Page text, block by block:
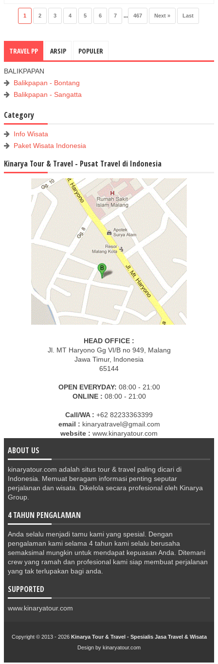
1 2 3 4 5 6 7 ... 467 Next » Last
TRAVEL PP ARSIP POPULER
BALIKPAPAN
Balikpapan - Bontang
Balikpapan - Sangatta
Category
Info Wisata
Paket Wisata Indonesia
Kinarya Tour & Travel - Pusat Travel di Indonesia
HEAD OFFICE :
Jl. MT Haryono Gg VI/B no 949, Malang
Jawa Timur, Indonesia
65144
OPEN EVERYDAY: 08:00 - 21:00
ONLINE : 08:00 - 21:00
Call/WA : +62 82233363399
email : kinaryatravel@gmail.com
website : www.kinaryatour.com
ABOUT US
kinaryatour.com adalah situs tour & travel paling dicari di
Indonesia. Memuat beragam informasi penting seputar
perjalanan dan wisata. Dikelola secara profesional oleh Kinarya
Group.
4 TAHUN PENGALAMAN
Anda selalu menjadi tamu kami yang spesial. Dengan
pengalaman kami selama 4 tahun kami selalu berusaha
semaksimal mungkin untuk mendapat kepuasan Anda. Ditemani
crew yang ramah dan profesional kami siap membuat perjalanan
yang tak terlupakan bagi anda.
SUPPORTED
www.kinaryatour.com
Copyright © 2013 - 2026 Kinarya Tour & Travel - Spesialis Jasa Travel & Wisata
Design by kinaryatour.com